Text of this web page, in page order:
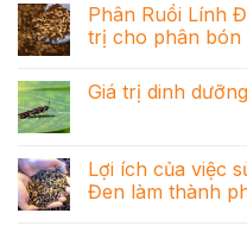
Phân Ruồi Lính
trị cho phân bón
Giá trị dinh
Lợi ích của việc
Đen làm thành